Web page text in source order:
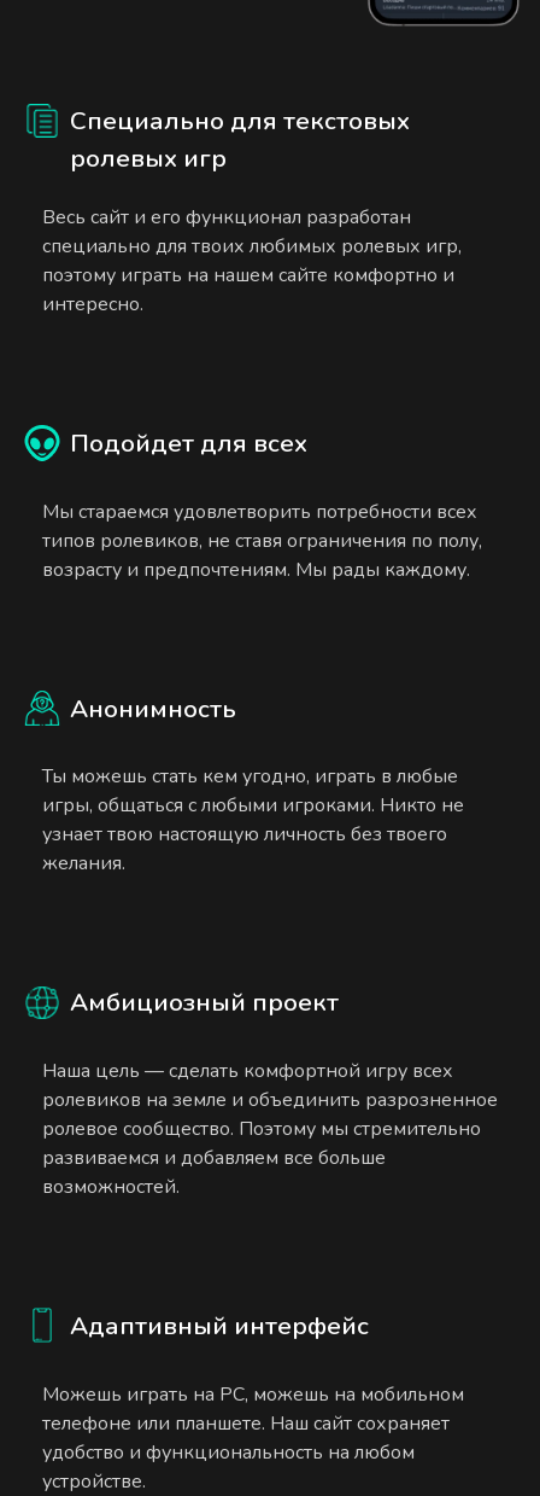
Специально для текстовых
ролевых игр
Весь сайт и его функционал разработан
специально для твоих любимых ролевых игр,
поэтому играть на нашем сайте комфортно и
интересно.
Подойдет для всех
Мы стараемся удовлетворить потребности всех
типов ролевиков, не ставя ограничения по полу,
возрасту и предпочтениям. Мы рады каждому.
Анонимность
Ты можешь стать кем угодно, играть в любые
игры, общаться с любыми игроками. Никто не
узнает твою настоящую личность без твоего
желания.
Амбициозный проект
Наша цель — сделать комфортной игру всех
ролевиков на земле и объединить разрозненное
ролевое сообщество. Поэтому мы стремительно
развиваемся и добавляем все больше
возможностей.
Адаптивный интерфейс
Можешь играть на PC, можешь на мобильном
телефоне или планшете. Наш сайт сохраняет
удобство и функциональность на любом
устройстве.